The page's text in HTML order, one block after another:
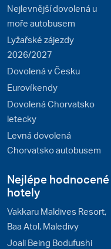
Nejlevnější dovolená u
moře autobusem
Lyžařské zájezdy
2026/2027
Dovolená v Česku
Eurovíkendy
Dovolená Chorvatsko
letecky
Levná dovolená
Chorvatsko autobusem
Nejlépe hodnocené
hotely
Vakkaru Maldives Resort,
Baa Atol, Maledivy
Joali Being Bodufushi